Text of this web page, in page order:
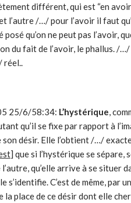
différent, qui est “en
l’autre /…/ pour l’avoir il faut
posé qu’on ne peut pas l’avoir,
du fait de l’avoir, le phallus.
réel..
25/6/58:34: L’hystérique,
qu’il se fixe par rapport à
son désir. Elle l’obtient /…/
] que si l’hystérique se sépare,
qu’elle arrive à se situer
s’identifie. C’est de même,
la place de ce désir dont elle